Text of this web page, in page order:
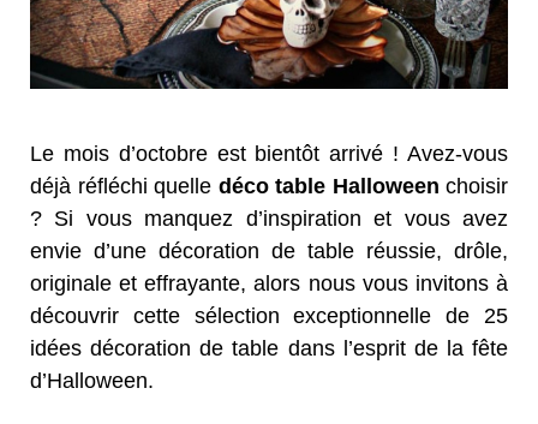
Le mois d’octobre est bientôt arrivé ! Avez-vous
déjà réfléchi quelle déco table Halloween choisir
? Si vous manquez d’inspiration et vous avez
envie d’une décoration de table réussie, drôle,
originale et effrayante, alors nous vous invitons à
découvrir cette sélection exceptionnelle de 25
idées décoration de table dans l’esprit de la fête
d’Halloween.